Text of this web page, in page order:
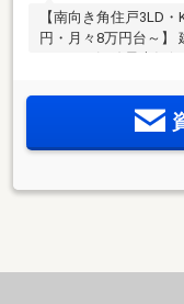
【南向き角住戸3LD・
円・月々8万円台～】